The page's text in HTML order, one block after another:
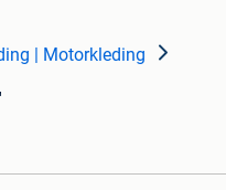
| Motorkleding